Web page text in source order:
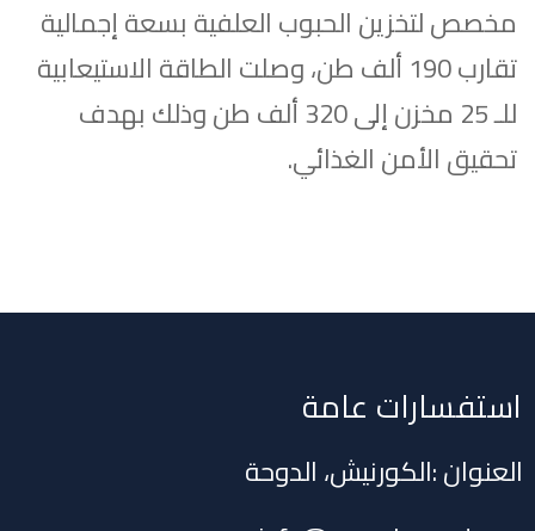
مخصص لتخزين الحبوب العلفية بسعة إجمالية
تقارب 190 ألف طن، وصلت الطاقة الاستيعابية
للـ ­25 مخزن إلى 320 ألف طن وذلك بهدف
تحقيق الأمن الغذائي.
استفسارات عامة
العنوان :الكورنيش، الدوحة